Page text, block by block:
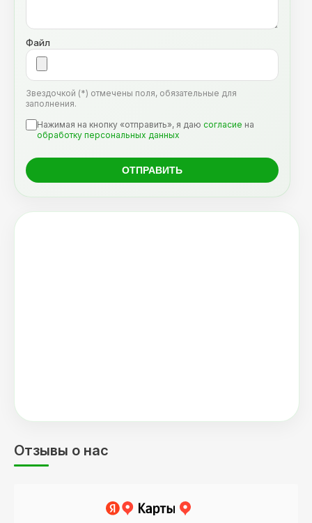
Файл
Звездочкой (*) отмечены поля, обязательные для
заполнения.
Нажимая на кнопку «отправить», я даю согласие на
обработку персональных данных
Отзывы о нас